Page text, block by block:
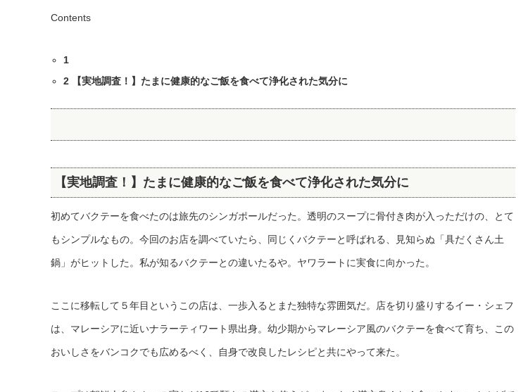
Contents
1
2 【実地調査！】たまに健康的なご飯を食べて浄化された気分に
【実地調査！】たまに健康的なご飯を食べて浄化された気分に
初めてバクテーを食べたのは旅先のシンガポールだった。透明のスープに骨付き肉が入っただけの、とて
もシンプルなもの。今回のお店を調べていたら、同じくバクテーと呼ばれる、見知らぬ「具だくさん土
鍋」がヒットした。私が知るバクテーとの違いたるや。ヤワラートに実食に向かった。
ここに移転して５年目というこの店は、一歩入るとまた独特な雰囲気だ。店を切り盛りするイー・シェフ
は、マレーシアに近いナラーティワート県出身。幼少期からマレーシア風のバクテーを食べて育ち、この
おいしさをバンコクでも広めるべく、自身で改良したレシピと共にやって来た。